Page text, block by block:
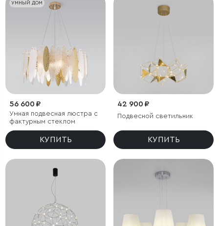
УМНЫЙ ДОМ
56 600 ₽
Умная подвесная люстра с
фактурным стеклом
КУПИТЬ
42 900 ₽
Подвесной светильник
КУПИТЬ